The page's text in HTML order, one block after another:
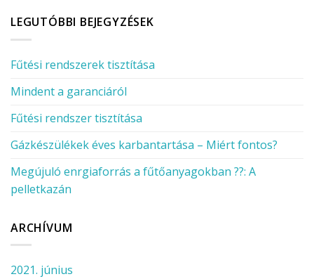
LEGUTÓBBI BEJEGYZÉSEK
Fűtési rendszerek tisztítása
Mindent a garanciáról
Fűtési rendszer tisztítása
Gázkészülékek éves karbantartása – Miért fontos?
Megújuló enrgiaforrás a fűtőanyagokban ??: A
pelletkazán
ARCHÍVUM
2021. június